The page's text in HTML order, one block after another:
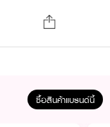
ซื้อสินค้าแบรนด์นี้